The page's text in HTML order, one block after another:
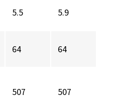
5.5 5.9
64 64
507 507